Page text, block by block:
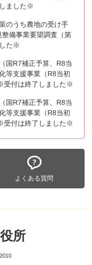
ました※
のうち農地の受け手
備事業要望調査（第
た※
国R7補正予算、R8当
等支援事業（R8当初
受付は終了しました※
国R7補正予算、R8当
等支援事業（R8当初
受付は終了しました※
よくある質問
所